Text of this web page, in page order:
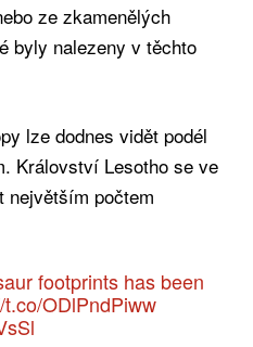
ze zkamenělých
byly nalezeny v těchto
lze dodnes vidět podél
Království Lesotho se ve
největším počtem
footprints has been
t.co/ODlPndPiww